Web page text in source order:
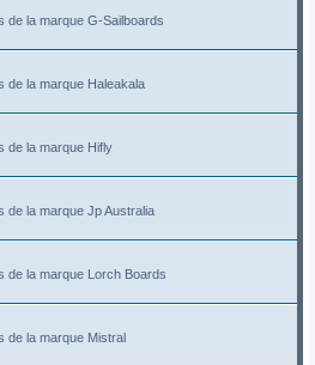
de la marque G-Sailboards
de la marque Haleakala
de la marque Hifly
de la marque Jp Australia
de la marque Lorch Boards
de la marque Mistral